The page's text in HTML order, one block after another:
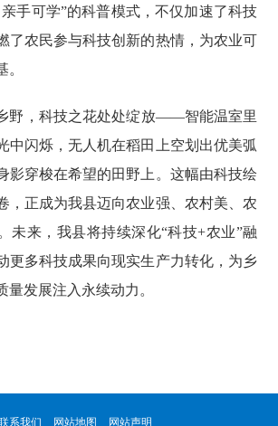
手可学”的科普模式，不仅加速了科技
了农民参与科技创新的热情，为农业可
野，科技之花处处绽放——智能温室里
中闪烁，无人机在稻田上空划出优美弧
影穿梭在希望的田野上。这幅由科技绘
，正成为我县迈向农业强、农村美、农
未来，我县将持续深化“科技+农业”融
更多科技成果向现实生产力转化，为乡
量发展注入永续动力。
系我们 网站地图 网站声明